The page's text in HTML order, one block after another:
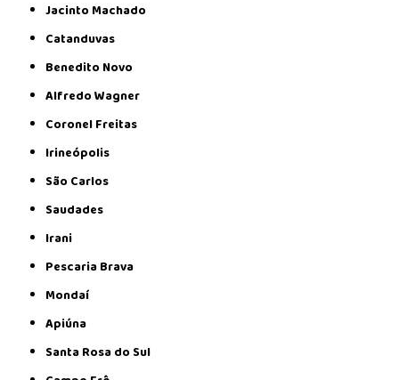
Jacinto Machado
Catanduvas
Benedito Novo
Alfredo Wagner
Coronel Freitas
Irineópolis
São Carlos
Saudades
Irani
Pescaria Brava
Mondaí
Apiúna
Santa Rosa do Sul